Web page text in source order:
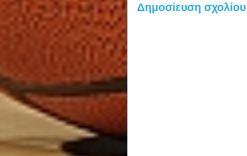
Δημοσίευση σχολίου